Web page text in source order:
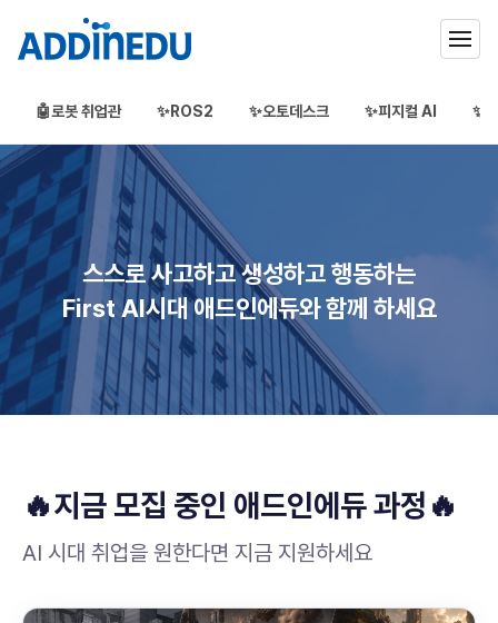
🤖로봇 취업관 ✨ROS2 ✨오토데스크 ✨피지컬 AI
애드인에듀
오프라인 부트캠프
부프캠프
스스로 사고하고 생성하고 행동하는
First AI시대 애드인에듀와 함께 하세요
🔥지금 모집 중인 애드인에듀 과정🔥
AI 시대 취업을 원한다면 지금 지원하세요